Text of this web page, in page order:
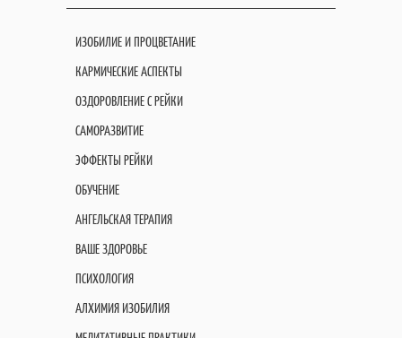
ИЗОБИЛИЕ И ПРОЦВЕТАНИЕ
КАРМИЧЕСКИЕ АСПЕКТЫ
ОЗДОРОВЛЕНИЕ С РЕЙКИ
САМОРАЗВИТИЕ
ЭФФЕКТЫ РЕЙКИ
ОБУЧЕНИЕ
АНГЕЛЬСКАЯ ТЕРАПИЯ
ВАШЕ ЗДОРОВЬЕ
ПСИХОЛОГИЯ
АЛХИМИЯ ИЗОБИЛИЯ